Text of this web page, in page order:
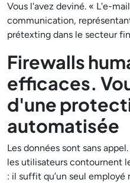
Vous l'avez deviné. « L'e-
communication,
prétexting dans le secteur
Firewalls
efficaces.
d'une
automatisée
Les données sont sans
les utilisateurs contournent
: il suffit qu’un seul employé